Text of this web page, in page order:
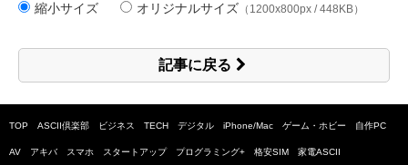
縮小サイズ オリジナルサイズ （1200x800px / 448KB）
記事に戻る
TOP ASCII倶楽部 ビジネス TECH デジタル iPhone/Mac ゲーム・ホビー 自作PC
AV アキバ スマホ スタートアップ プログラミング+ 格安SIM 家電ASCII